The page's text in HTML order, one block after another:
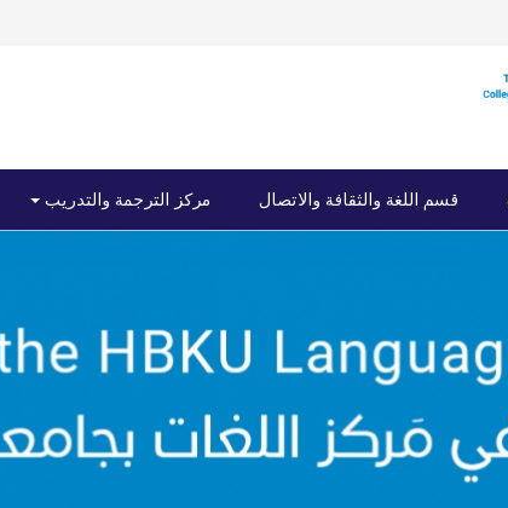
قسم اللغة والثقافة والاتصال مركز الترجمة والتدريب